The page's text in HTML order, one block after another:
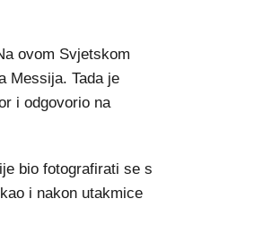
ovom Svjetskom
Messija. Tada je
i odgovorio na
bio fotografirati se s
i nakon utakmice